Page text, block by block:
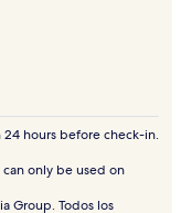
hours before check-in.
only be used on
Group. Todos los